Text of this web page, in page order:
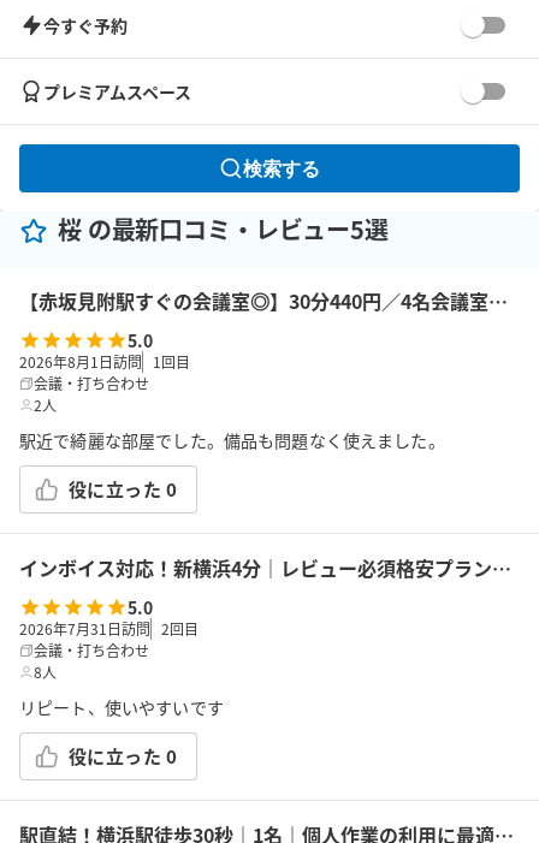
今すぐ予約
プレミアムスペース
検索する
桜 の最新口コミ・レビュー5選
【赤坂見附駅すぐの会議室◎】30分440円／4名会議室＜RoomB＞ モニター有 ※予約時間前は入室不可
5.0
2026年8月1日訪問 1 回目
会議・打ち合わせ
2人
駅近で綺麗な部屋でした。備品も問題なく使えました。
役に立った 0
インボイス対応！新横浜4分｜レビュー必須格安プラン｜14席｜土足OK｜Wi-Fi｜43型モニター｜ボドゲ｜面接・勉強｜トイレは女性に嬉しいお部屋外男女別
5.0
2026年7月31日訪問 2回目
会議・打ち合わせ
8人
リピート、使いやすいです
役に立った 0
駅直結！横浜駅徒歩30秒｜1名｜個人作業の利用に最適！エキニア横浜｜5階ハマポート「コワーキングスペース」B